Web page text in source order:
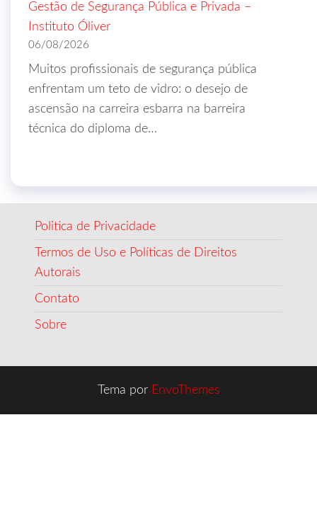
Gestão de Segurança Pública e Privada –
Instituto Óliver
06/08/2026
Muitos profissionais de segurança pública
enfrentam um teto de vidro: o desejo de
ascensão na carreira esbarra na barreira
técnica do diploma de…
Politica de Privacidade
Termos de Uso e Políticas de Direitos
Autorais
Contato
Sobre
Tema por EnvoThemes